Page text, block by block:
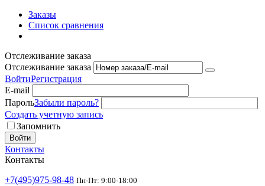
Заказы
Список сравнения
Отслеживание заказа
Отслеживание заказа
ВойтиРегистрация
E-mail
ПарольЗабыли пароль?
Создать учетную запись
Запомнить
Войти
Контакты
Контакты
+7(495)975-98-48 Пн-Пт: 9:00-18:00